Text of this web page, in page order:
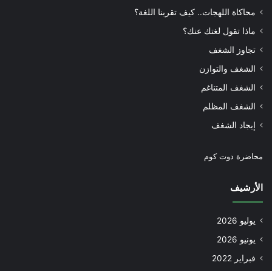
محاكاة اللهجات.. كيف تقربنا اللغة؟
ماذا تقول لغتك عنك؟
تجاوز الشغف
الشغف والتوازن
الشغف المتناغم
الشغف المظلم
إيجاد الشغف
محاضرة دوت كوم
الأرشيف
يوليو 2026
يونيو 2026
فبراير 2022